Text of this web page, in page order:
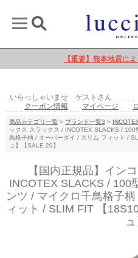
【重要】熊本地震に
いらっしゃいませ ゲストさん
クーポン情報
マイページ
商品カテゴリ一覧 > ブランド一覧3 >
ックス スラックス / INCOTEX SLACKS /
鳥格子柄 / オーバーダイ / スリム フィット /
ュ】【SALE 20】
【国内正規品】イン
INCOTEX SLACKS / 100
ンツ / マイクロ千鳥格子
ィット / SLIM FIT 【
ュ